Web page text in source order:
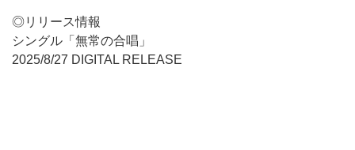
◎リリース情報
シングル「無常の合唱」
2025/8/27 DIGITAL RELEASE